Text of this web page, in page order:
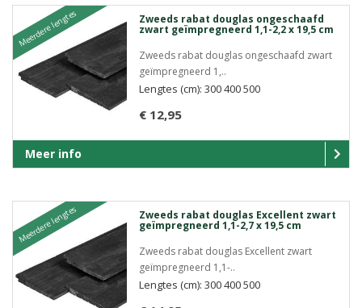
Meerdere lengtes Zweeds rabat douglas ongeschaafd
zwart geïmpregneerd 1,1-2,2 x 19,5 cm
Zweeds rabat douglas ongeschaafd zwart
geïmpregneerd 1,..
€ 12,95
Lengtes (cm): 300 400 500
Meer info
Meerdere lengtes Zweeds rabat douglas Excellent zwart
geïmpregneerd 1,1-2,7 x 19,5 cm
Zweeds rabat douglas Excellent zwart
geïmpregneerd 1,1-..
Lengtes (cm): 300 400 500